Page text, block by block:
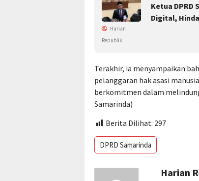
Ketua DPRD
Digital,
Harian
Republik
Terakhir, ia menyampaikan
pelanggaran hak asasi
berkomitmen dalam
Samarinda)
Berita Dilihat: 297
DPRD Samarinda
Harian